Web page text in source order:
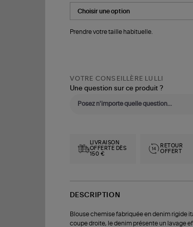
Prendre votre taille habituelle.
VOTRE CONSEILLÈRE LULLI
Une question sur ce produit ?
LIVRAISON
OFFERTE DÈS
150 €
RETOUR
OFFERT
DESCRIPTION
Blouse chemise fabriquée en denim rigide
coupe droite, le denim présente un lavage